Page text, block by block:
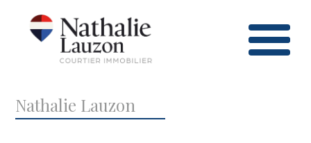
Nathalie Lauzon